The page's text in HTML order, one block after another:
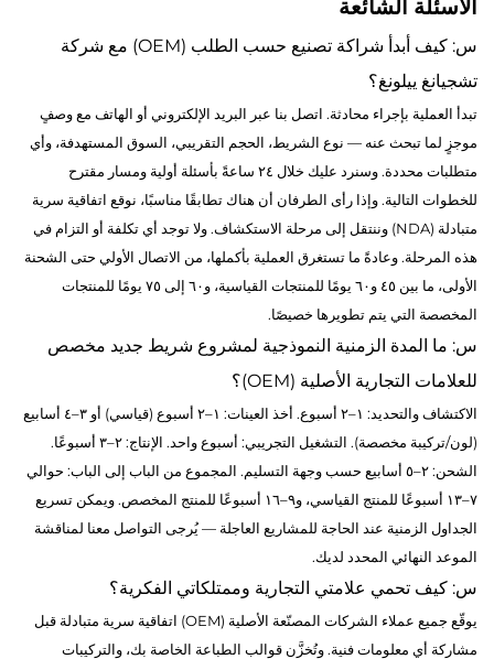
الأسئلة الشائعة
س: كيف أبدأ شراكة تصنيع حسب الطلب (OEM) مع شركة
تشجيانغ ييلونغ؟
تبدأ العملية بإجراء محادثة. اتصل بنا عبر البريد الإلكتروني أو الهاتف مع وصفٍ
موجزٍ لما تبحث عنه — نوع الشريط، الحجم التقريبي، السوق المستهدفة، وأي
متطلبات محددة. وسنرد عليك خلال ٢٤ ساعةً بأسئلة أولية ومسار مقترح
للخطوات التالية. وإذا رأى الطرفان أن هناك تطابقًا مناسبًا، نوقع اتفاقية سرية
متبادلة (NDA) وننتقل إلى مرحلة الاستكشاف. ولا توجد أي تكلفة أو التزام في
هذه المرحلة. وعادةً ما تستغرق العملية بأكملها، من الاتصال الأولي حتى الشحنة
الأولى، ما بين ٤٥ و٦٠ يومًا للمنتجات القياسية، و٦٠ إلى ٧٥ يومًا للمنتجات
المخصصة التي يتم تطويرها خصيصًا.
س: ما المدة الزمنية النموذجية لمشروع شريط جديد مخصص
للعلامات التجارية الأصلية (OEM)؟
الاكتشاف والتحديد: ١–٢ أسبوع. أخذ العينات: ١–٢ أسبوع (قياسي) أو ٣–٤ أسابيع
(لون/تركيبة مخصصة). التشغيل التجريبي: أسبوع واحد. الإنتاج: ٢–٣ أسبوعًا.
الشحن: ٢–٥ أسابيع حسب وجهة التسليم. المجموع من الباب إلى الباب: حوالي
٧–١٣ أسبوعًا للمنتج القياسي، و٩–١٦ أسبوعًا للمنتج المخصص. ويمكن تسريع
الجداول الزمنية عند الحاجة للمشاريع العاجلة — يُرجى التواصل معنا لمناقشة
الموعد النهائي المحدد لديك.
س: كيف تحمي علامتي التجارية وممتلكاتي الفكرية؟
يوقّع جميع عملاء الشركات المصنّعة الأصلية (OEM) اتفاقية سرية متبادلة قبل
مشاركة أي معلومات فنية. وتُخزَّن قوالب الطباعة الخاصة بك، والتركيبات